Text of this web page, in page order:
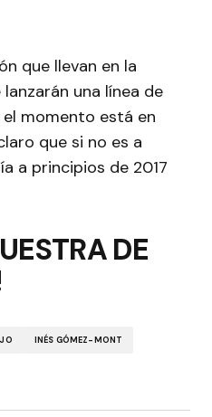
que llevan en la
una línea de
momento está en
que si no es a
a principios de 2017
DE
INÉS GÓMEZ-MONT